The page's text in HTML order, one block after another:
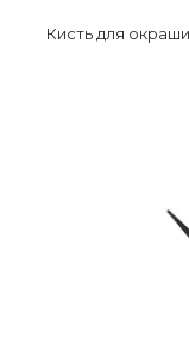
Кисть для